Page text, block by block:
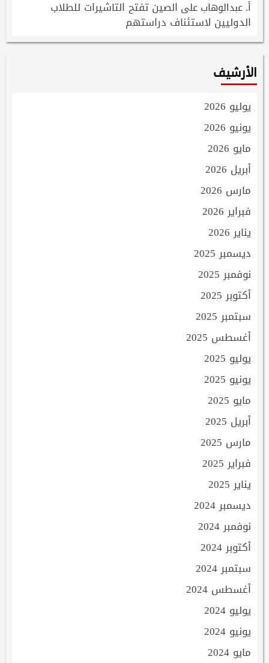
أ. عبدالوهابعلى الصين تفتح التاشيرات للطلاب
الدوليين لاستئناف دراستهم
الأرشيف
يوليو 2026
يونيو 2026
مايو 2026
أبريل 2026
مارس 2026
فبراير 2026
يناير 2026
ديسمبر 2025
نوفمبر 2025
أكتوبر 2025
سبتمبر 2025
أغسطس 2025
يوليو 2025
يونيو 2025
مايو 2025
أبريل 2025
مارس 2025
فبراير 2025
يناير 2025
ديسمبر 2024
نوفمبر 2024
أكتوبر 2024
سبتمبر 2024
أغسطس 2024
يوليو 2024
يونيو 2024
مايو 2024